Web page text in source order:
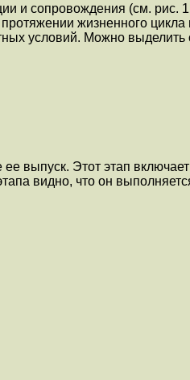
и сопровождения (см. рис.
жизненного цикла
условий. Можно
выпуск. Этот этап
видно, что он